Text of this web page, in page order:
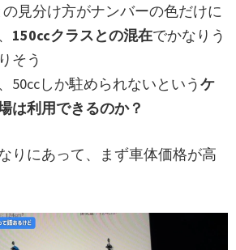
の見分け方がナンバーの色だけに
150ccクラスとの混在でかなりう
そう
50ccしか駐められないというケ
は利用できるのか？
りにあって、まず車体価格が高